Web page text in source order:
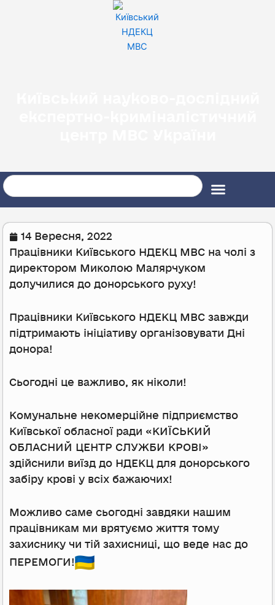
Search
14 Вересня, 2022
Працівники Київського НДЕКЦ МВС на чолі з
директором Миколою Малярчуком
долучилися до донорського руху!
Працівники Київського НДЕКЦ МВС завжди
підтримають ініціативу організовувати Дні
донора!
Сьогодні це важливо, як ніколи!
Комунальне некомерційне підприємство
Київської обласної ради «КИЇСЬКИЙ
ОБЛАСНИЙ ЦЕНТР СЛУЖБИ КРОВІ»
здійснили виїзд до НДЕКЦ для донорського
забіру крові у всіх бажаючих!
Можливо саме сьогодні завдяки нашим
працівникам ми врятуємо життя тому
захиснику чи тій захисниці, що веде нас до
ПЕРЕМОГИ!